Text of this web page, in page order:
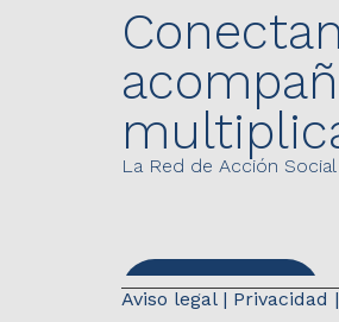
La Red de Acción Social
Contáctanos
Aviso legal| Privacidad |